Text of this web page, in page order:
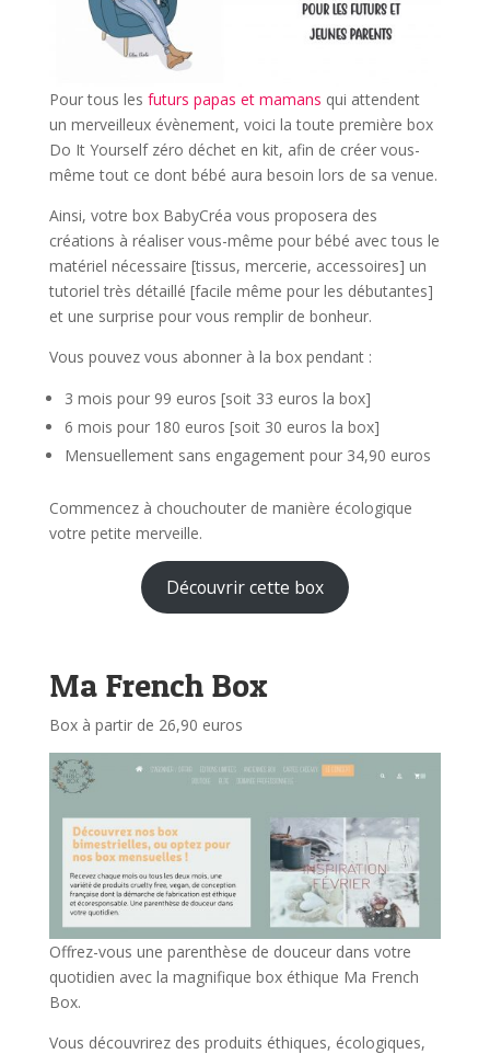
Pour tous les futurs papas et mamans qui attendent
un merveilleux évènement, voici la toute première box
Do It Yourself zéro déchet en kit, afin de créer vous-
même tout ce dont bébé aura besoin lors de sa venue.
Ainsi, votre box BabyCréa vous proposera des
créations à réaliser vous-même pour bébé avec tous le
matériel nécessaire [tissus, mercerie, accessoires] un
tutoriel très détaillé [facile même pour les débutantes]
et une surprise pour vous remplir de bonheur.
Vous pouvez vous abonner à la box pendant :
3 mois pour 99 euros [soit 33 euros la box]
6 mois pour 180 euros [soit 30 euros la box]
Mensuellement sans engagement pour 34,90 euros
Commencez à chouchouter de manière écologique
votre petite merveille.
Découvrir cette box
Ma French Box
Box à partir de 26,90 euros
Offrez-vous une parenthèse de douceur dans votre
quotidien avec la magnifique box éthique Ma French
Box.
Vous découvrirez des produits éthiques, écologiques,